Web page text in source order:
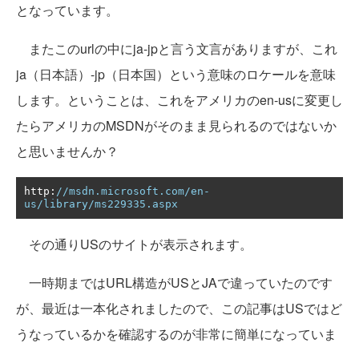
となっています。
またこのurlの中にja-jpと言う文言がありますが、これ
ja（日本語）-jp（日本国）という意味のロケールを意味
します。ということは、これをアメリカのen-usに変更し
たらアメリカのMSDNがそのまま見られるのではないか
と思いませんか？
http : //msdn.microsoft.com/en-
us/library/ms229335.aspx
その通りUSのサイトが表示されます。
一時期まではURL構造がUSとJAで違っていたのです
が、最近は一本化されましたので、この記事はUSではど
うなっているかを確認するのが非常に簡単になっていま